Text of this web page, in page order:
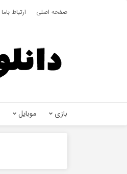
صفحه اصلی ارتباط باما
بازی موبایل